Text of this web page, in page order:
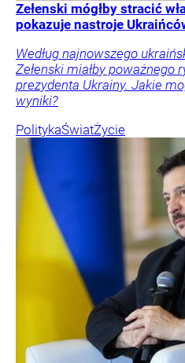
Zełenski mógłby stracić
pokazuje nastroje
Według najnowszego
Zełenski miałby
prezydenta Ukrainy. Jakie
wyniki?
PolitykaŚwiatŻycie